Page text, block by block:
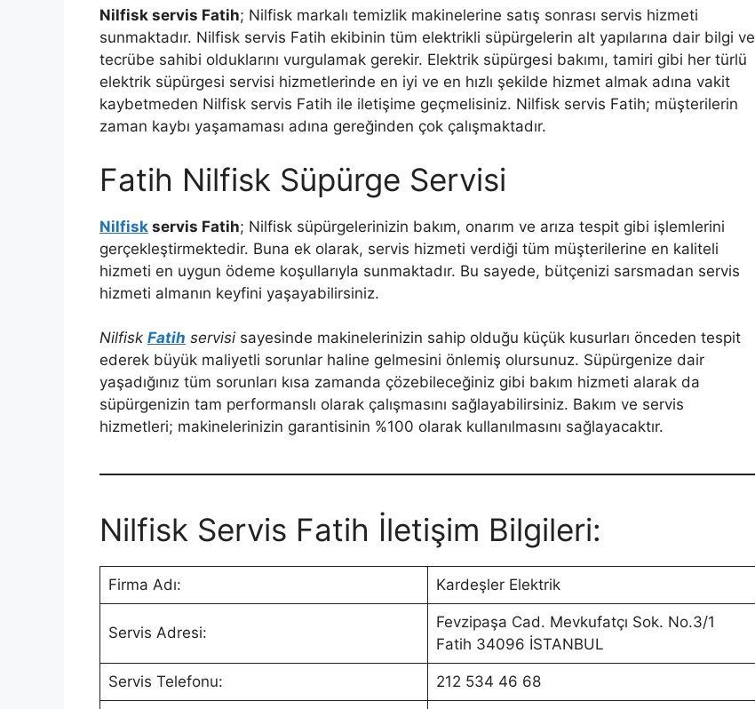
Nilfisk servis Fatih; Nilfisk markalı temizlik makinelerine satış sonrası servis hizmeti
sunmaktadır. Nilfisk servis Fatih ekibinin tüm elektrikli süpürgelerin alt yapılarına dair bilgi ve
tecrübe sahibi olduklarını vurgulamak gerekir. Elektrik süpürgesi bakımı, tamiri gibi her türlü
elektrik süpürgesi servisi hizmetlerinde en iyi ve en hızlı şekilde hizmet almak adına vakit
kaybetmeden Nilfisk servis Fatih ile iletişime geçmelisiniz. Nilfisk servis Fatih; müşterilerin
zaman kaybı yaşamaması adına gereğinden çok çalışmaktadır.
Fatih Nilfisk Süpürge Servisi
Nilfisk servis Fatih; Nilfisk süpürgelerinizin bakım, onarım ve arıza tespit gibi işlemlerini
gerçekleştirmektedir. Buna ek olarak, servis hizmeti verdiği tüm müşterilerine en kaliteli
hizmeti en uygun ödeme koşullarıyla sunmaktadır. Bu sayede, bütçenizi sarsmadan servis
hizmeti almanın keyfini yaşayabilirsiniz.
Nilfisk Fatih servisi sayesinde makinelerinizin sahip olduğu küçük kusurları önceden tespit
ederek büyük maliyetli sorunlar haline gelmesini önlemiş olursunuz. Süpürgenize dair
yaşadığınız tüm sorunları kısa zamanda çözebileceğiniz gibi bakım hizmeti alarak da
süpürgenizin tam performanslı olarak çalışmasını sağlayabilirsiniz. Bakım ve servis
hizmetleri; makinelerinizin garantisinin %100 olarak kullanılmasını sağlayacaktır.
Nilfisk Servis Fatih İletişim Bilgileri:
Firma Adı: Kardeşler Elektrik
Servis Adresi:
Fevzipaşa Cad. Mevkufatçı Sok. No.3/1
Fatih 34096 İSTANBUL
Servis Telefonu: 212 534 46 68